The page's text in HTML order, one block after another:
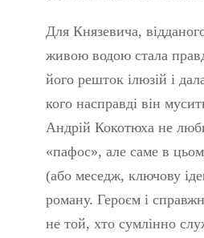
Для Князевича,
живою водою стала
його решток ілюзій і
кого насправді він
Андрій Кокотюха не
«пафос», але саме в
(або меседж, ключову
роману. Героєм і
не той, хто сумлінно